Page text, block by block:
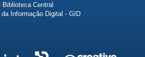
Central
Informação Digital - GID